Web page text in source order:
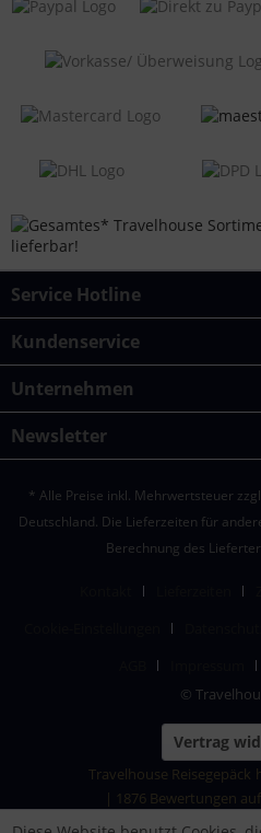
Service Hotline
Kundenservice
Unternehmen
Newsletter
* Alle Preise inkl. Mehrwertsteuer
Deutschland. Die Lieferzeiten für
Berechnung des
©
Vertrag
Travelhouse Reisegepäck
| 1876 Bewertungen